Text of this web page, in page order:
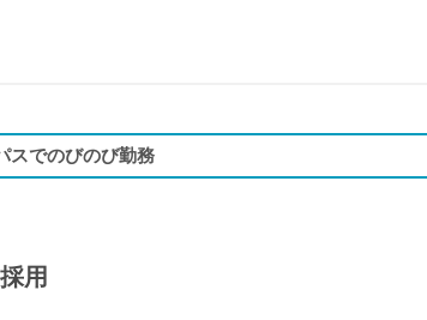
スでのびのび勤務
用